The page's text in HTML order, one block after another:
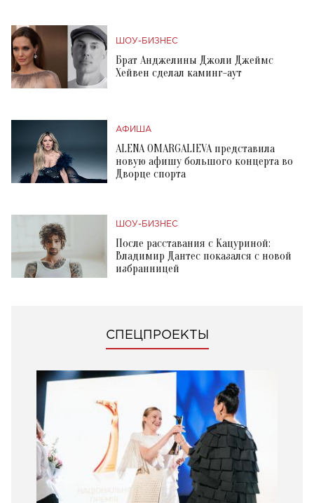
ШОУ-БИЗНЕС
Брат Анджелины Джоли Джеймс
Хейвен сделал каминг-аут
АФИША
ALENA OMARGALIEVA представила
новую афишу большого концерта во
Дворце спорта
ШОУ-БИЗНЕС
После расставания с Кацуриной:
Владимир Дантес показался с новой
избранницей
СПЕЦПРОЕКТЫ